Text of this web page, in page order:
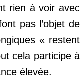
rien à voir avec
pas l’objet de
« restent
cela participe à
élevée.